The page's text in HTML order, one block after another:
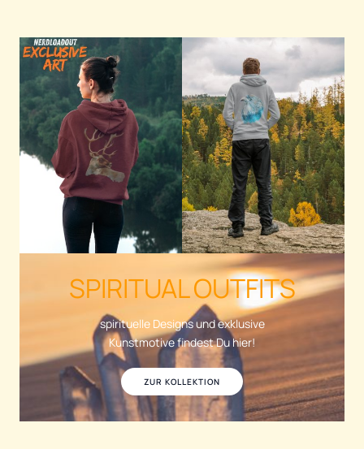
SPIRITUAL OUTFITS
spirituelle Designs und exklusive
Kunstmotive findest Du hier!
ZUR KOLLEKTION